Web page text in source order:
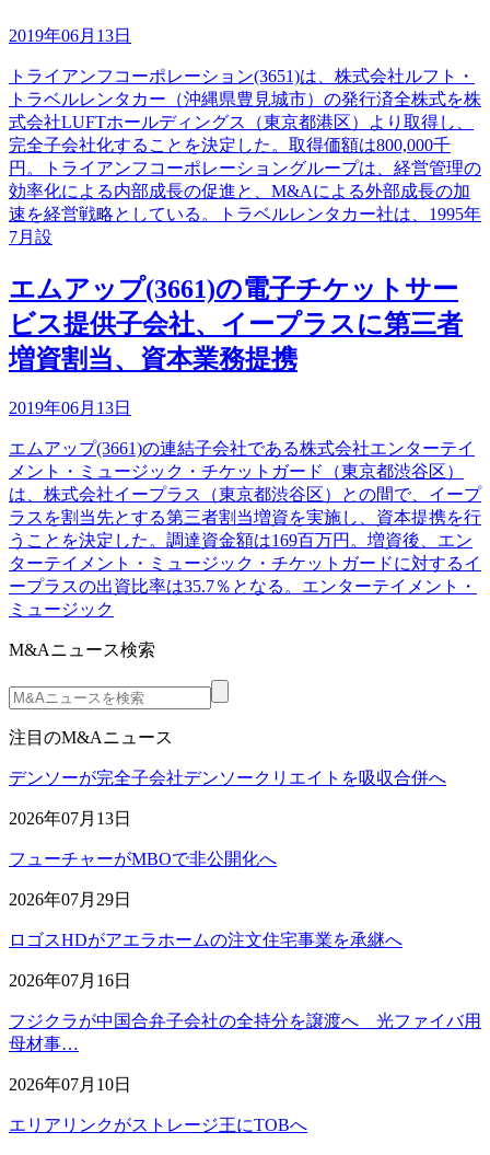
2019年06月13日
トライアンフコーポレーション(3651)は、株式会社ルフト・
トラベルレンタカー（沖縄県豊見城市）の発行済全株式を株
式会社LUFTホールディングス（東京都港区）より取得し、
完全子会社化することを決定した。取得価額は800,000千
円。トライアンフコーポレーショングループは、経営管理の
効率化による内部成長の促進と、M&Aによる外部成長の加
速を経営戦略としている。トラベルレンタカー社は、1995年
7月設
エムアップ(3661)の電子チケットサー
ビス提供子会社、イープラスに第三者
増資割当、資本業務提携
2019年06月13日
エムアップ(3661)の連結子会社である株式会社エンターテイ
メント・ミュージック・チケットガード（東京都渋谷区）
は、株式会社イープラス（東京都渋谷区）との間で、イープ
ラスを割当先とする第三者割当増資を実施し、資本提携を行
うことを決定した。調達資金額は169百万円。増資後、エン
ターテイメント・ミュージック・チケットガードに対するイ
ープラスの出資比率は35.7％となる。エンターテイメント・
ミュージック
M&Aニュース検索
注目のM&Aニュース
デンソーが完全子会社デンソークリエイトを吸収合併へ
2026年07月13日
フューチャーがMBOで非公開化へ
2026年07月29日
ロゴスHDがアエラホームの注文住宅事業を承継へ
2026年07月16日
フジクラが中国合弁子会社の全持分を譲渡へ 光ファイバ用
母材事…
2026年07月10日
エリアリンクがストレージ王にTOBへ